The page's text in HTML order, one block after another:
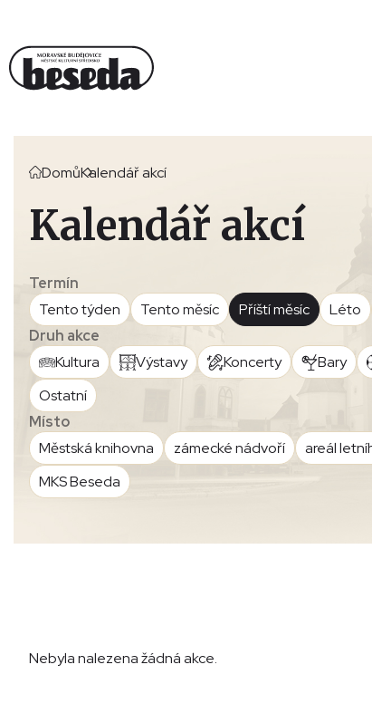
DomůKalendář akcí
Kalendář akcí
Termín
Tento týden
Tento měsíc Příští měsíc Léto
Druh akce
Kultura
Výstavy Koncerty Bary
Ostatní
Místo
Městská knihovna
zámecké nádvoří areál
MKS Beseda
Nebyla nalezena žádná akce.